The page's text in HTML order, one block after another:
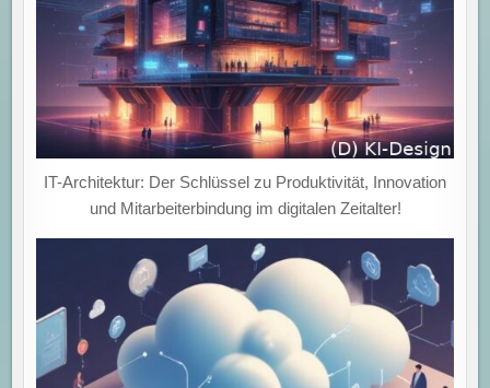
IT-Architektur: Der Schlüssel zu Produktivität, Innovation
und Mitarbeiterbindung im digitalen Zeitalter!